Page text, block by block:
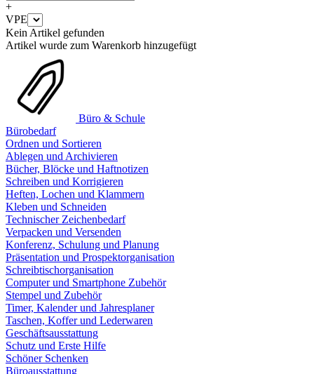
+
VPE
Kein Artikel gefunden
Artikel wurde zum Warenkorb hinzugefügt
Büro & Schule
Bürobedarf
Ordnen und Sortieren
Ablegen und Archivieren
Bücher, Blöcke und Haftnotizen
Schreiben und Korrigieren
Heften, Lochen und Klammern
Kleben und Schneiden
Technischer Zeichenbedarf
Verpacken und Versenden
Konferenz, Schulung und Planung
Präsentation und Prospektorganisation
Schreibtischorganisation
Computer und Smartphone Zubehör
Stempel und Zubehör
Timer, Kalender und Jahresplaner
Taschen, Koffer und Lederwaren
Geschäftsausstattung
Schutz und Erste Hilfe
Schöner Schenken
Büroausstattung